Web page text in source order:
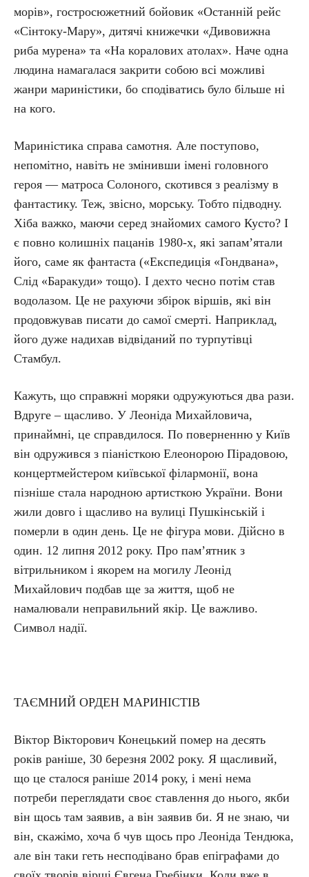
морів», гостросюжетний бойовик «Останній рейс
«Сінтоку-Мару», дитячі книжечки «Дивовижна
риба мурена» та «На коралових атолах». Наче одна
людина намагалася закрити собою всі можливі
жанри мариністики, бо сподіватись було більше ні
на кого.
Мариністика справа самотня. Але поступово,
непомітно, навіть не змінивши імені головного
героя — матроса Солоного, скотився з реалізму в
фантастику. Теж, звісно, морську. Тобто підводну.
Хіба важко, маючи серед знайомих самого Кусто? І
є повно колишніх пацанів 1980-х, які запам’ятали
його, саме як фантаста («Експедиція «Гондвана»,
Слід «Баракуди» тощо). І дехто чесно потім став
водолазом. Це не рахуючи збірок віршів, які він
продовжував писати до самої смерті. Наприклад,
його дуже надихав відвіданий по турпутівці
Стамбул.
Кажуть, що справжні моряки одружуються два рази.
Вдруге – щасливо. У Леоніда Михайловича,
принаймні, це справдилося. По поверненню у Київ
він одружився з піаністкою Елеонорою Пірадовою,
концертмейстером київської філармонії, вона
пізніше стала народною артисткою України. Вони
жили довго і щасливо на вулиці Пушкінській і
померли в один день. Це не фігура мови. Дійсно в
один. 12 липня 2012 року. Про пам’ятник з
вітрильником і якорем на могилу Леонід
Михайлович подбав ще за життя, щоб не
намалювали неправильний якір. Це важливо.
Символ надії.
ТАЄМНИЙ ОРДЕН МАРИНІСТІВ
Віктор Вікторович Конецький помер на десять
років раніше, 30 березня 2002 року. Я щасливий,
що це сталося раніше 2014 року, і мені нема
потреби переглядати своє ставлення до нього, якби
він щось там заявив, а він заявив би. Я не знаю, чи
він, скажімо, хоча б чув щось про Леоніда Тендюка,
але він таки геть несподівано брав епіграфами до